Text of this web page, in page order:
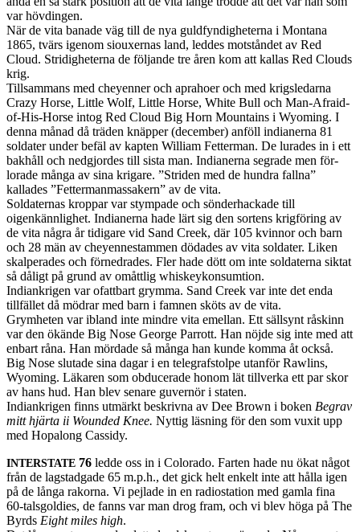
var hövdin­gen.
När de vita banade väg till de nya guld­fyn­digheterna i Mon­tana
1865, tvärs igenom sioux­er­nas land, led­des mot­stån­det av Red
Cloud. Stridigheterna de föl­jande tre åren kom att kallas Red Clouds
krig.
Till­sam­mans med cheyen­ner och apra­hoer och med krigsledarna
Crazy Horse, Lit­tle Wolf, Lit­tle Horse, White Bull och Man-Afraid-
of-His-Horse intog Red Cloud Big Horn Moun­tains i Wyoming. I
denna månad då trä­den knäp­per (decem­ber) anföll indi­an­erna 81
sol­dater under befäl av kapten William Fet­ter­man. De lurades in i ett
bakhåll och nedgjordes till sista man. Indi­an­erna seg­rade men för­
lorade många av sina kri­gare. ”Stri­den med de hun­dra fallna”
kallades ”Fet­ter­man­mas­sak­ern” av de vita.
Sol­da­ter­nas krop­par var stym­pade och sön­der­hack­ade till
oigenkänn­lighet. Indi­an­erna hade lärt sig den sortens krigföring av
de vita några år tidi­gare vid Sand Creek, där 105 kvin­nor och barn
och 28 män av cheyennes­tam­men dödades av vita sol­dater. Liken
skalper­ades och förne­drades. Fler hade dött om inte sol­da­terna sik­tat
så dåligt på grund av omåt­tlig whiskeykon­sum­tion.
Indi­ankri­gen var ofat­tbart grymma. Sand Creek var inte det enda
tillfäl­let då mödrar med barn i fam­nen sköts av de vita.
Grymheten var ibland inte min­dre vita emel­lan. Ett säll­synt råskinn
var den ökände Big Nose George Par­rott. Han nöjde sig inte med att
enbart råna. Han mör­dade så många han kunde komma åt också.
Big Nose slu­tade sina dagar i en telegraf­s­tolpe utan­för Rawl­ins,
Wyoming. Läkaren som obduc­er­ade honom lät tillverka ett par skor
av hans hud. Han blev senare guvernör i staten.
Indi­ankri­gen finns utmärkt beskrivna av Dee Brown i boken Begrav
mitt hjärta ii Wounded Knee. Nyt­tig läs­ning för den som vuxit upp
med Hopa­long Cassidy.
INTERSTATE 76 ledde oss in i Col­orado. Farten hade nu ökat något
från de lagstadgade 65 m.p.h., det gick helt enkelt inte att hålla igen
på de långa rako­rna. Vi pejlade in en radio­sta­tion med gamla fina
60-talsgoldies, de fanns var man drog fram, och vi blev höga på The
Byrds Eight miles high.